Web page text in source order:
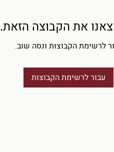
את הקבוצה הזאת.
לרשימת הקבוצות ונסה שוב.
עבור לרשימת הקבוצות